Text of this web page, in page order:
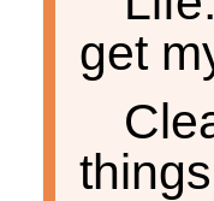
get